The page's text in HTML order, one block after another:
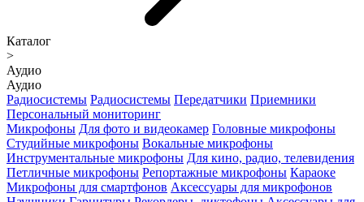
Каталог
>
Аудио
Аудио
Радиосистемы Радиосистемы Передатчики Приемники
Персональный мониторинг
Микрофоны Для фото и видеокамер Головные микрофоны
Студийные микрофоны Вокальные микрофоны
Инструментальные микрофоны Для кино, радио, телевидения
Петличные микрофоны Репортажные микрофоны Караоке
Микрофоны для смартфонов Аксессуары для микрофонов